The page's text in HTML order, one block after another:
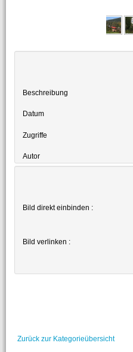
Beschreibung
Datum
Zugriffe
Autor
Bild direkt einbinden :
Bild verlinken :
Zurück zur Kategorieübersicht